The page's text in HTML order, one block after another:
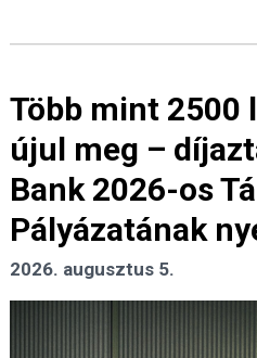
Több mint 2500
újul meg –
Bank 2026-os
Pályázatának
2026. augusztus 5.